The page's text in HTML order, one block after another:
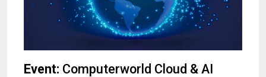
Event: Computerworld Cloud & AI